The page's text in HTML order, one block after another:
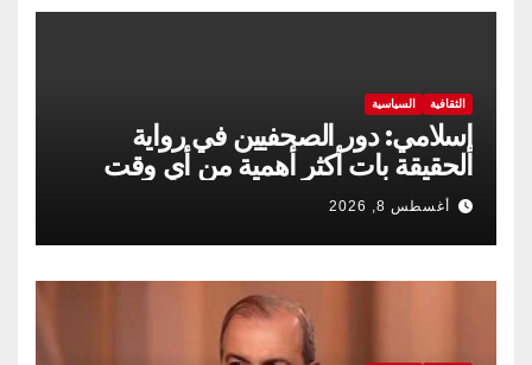
الثقافية السياسية
إسلامي: دور الصحفيين في رواية
الحقيقة بات أكثر أهمية من أي وقت
مضى
أغسطس 8, 2026